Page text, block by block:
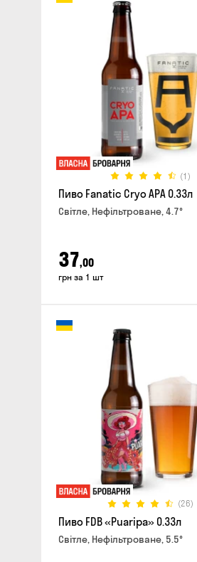
(1)
Пиво Fanatic Cryo APA 0.33л
Світле, Нефільтроване, 4.7°
37,00
грн за 1 шт
(26)
Пиво FDB «Puaripa» 0.33л
Світле, Нефільтроване, 5.5°